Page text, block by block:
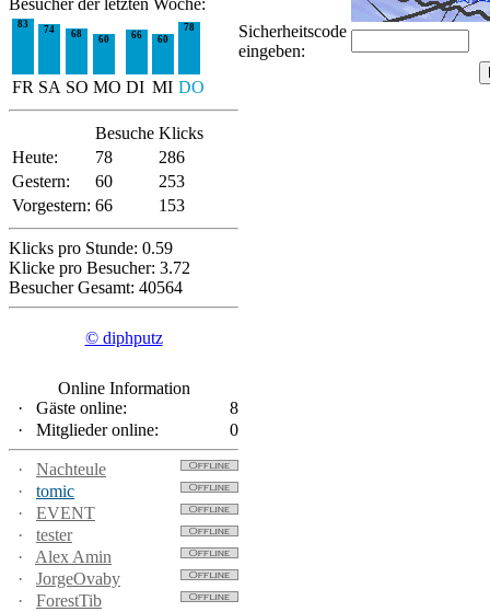
Besucher der letzten Woche:
83 74 68
60 66 60
78
FR SA SO MO DI MI DO
Besuche Klicks
Heute:
78
286
Gestern:
60
253
Vorgestern: 66 153
Klicks pro Stunde: 0.59
Klicke pro Besucher: 3.72
Besucher Gesamt: 40564
© diphputz
Online Information
·
Gäste online:
8
·
Mitglieder online: 0
·
Nachteule
·
tomic
·
EVENT
·
tester
·
Alex Amin
·
JorgeOvaby
·
ForestTib
Sicherheitscode
eingeben: